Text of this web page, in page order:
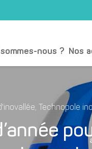
nous ? Nos
, Technopole